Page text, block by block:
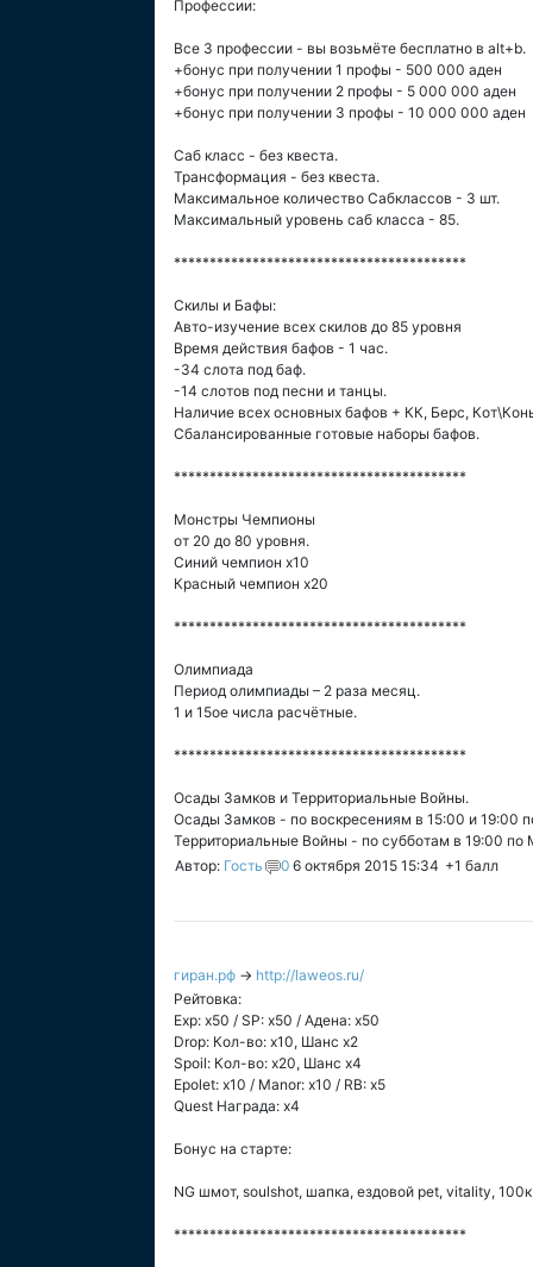
Профессии:
Все 3 профессии - вы возьмёте бесплатно в alt+b.
+бонус при получении 1 профы - 500 000 аден
+бонус при получении 2 профы - 5 000 000 аден
+бонус при получении 3 профы - 10 000 000 аден
Саб класс - без квеста.
Трансформация - без квеста.
Максимальное количество Сабклассов - 3 шт.
Максимальный уровень саб класса - 85.
*****************************************
Скилы и Бафы:
Авто-изучение всех скилов до 85 уровня
Время действия бафов - 1 час.
-34 слота под баф.
-14 слотов под песни и танцы.
Наличие всех основных бафов + КК, Берс,
Сбалансированные готовые наборы бафов.
*****************************************
Монстры Чемпионы
от 20 до 80 уровня.
Синий чемпион х10
Красный чемпион х20
*****************************************
Олимпиада
Период олимпиады – 2 раза месяц.
1 и 15ое числа расчётные.
*****************************************
Осады Замков и Территориальные Войны.
Осады Замков - по воскресениям в 15:00 и 19:00
Территориальные Войны - по субботам в 19:00 по
Автор: Гость 0 6 октября 2015 15:34 +1 балл
гиран.рф → http://laweos.ru/
Рейтовка:
Exp: x50 / SP: х50 / Адена: х50
Drop: Кол-во: x10, Шанс x2
Spoil: Кол-во: x20, Шанс х4
Epolet: x10 / Manor: x10 / RB: x5
Quest Награда: x4
Бонус на старте:
NG шмот, soulshot, шапка, ездовой pet, vitality,
*****************************************